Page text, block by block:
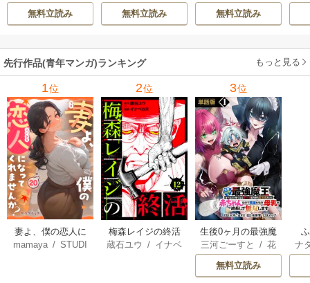
尚
無料立読み
で無双する
/じゃいあん
無料立読み
無料立読み
先行作品(青年マンガ)ランキング もっと見る
1位
妻よ、僕の恋人に
なってくれません
mamaya /STUDI
2位
梅森レイジの終活
蔵石ユウ / イナベ
3位
生後0ヶ月の最強魔
王 食べるだけ強
くなるチート能力
持ち転生者だけど
三河ごーすと /花
房雪 / マップ
無料立読み
ナ